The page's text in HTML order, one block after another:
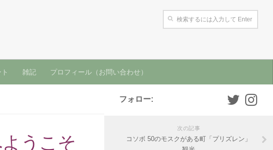
雑記 プロフィール（お問い合わせ）
うこそ
フォロー:
次の記事
コソボ 50のモスクがある町「プリズレン」